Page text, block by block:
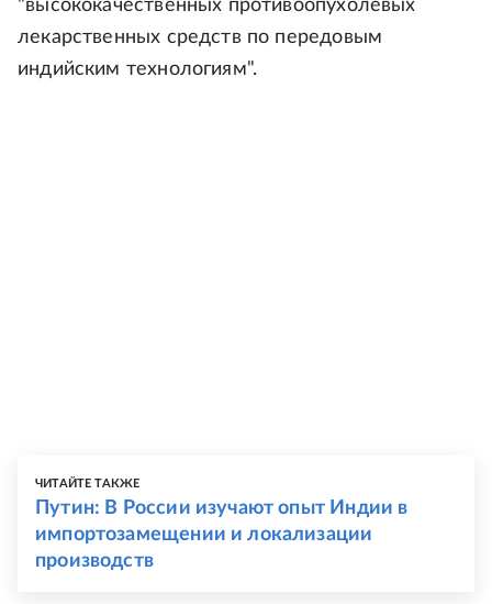
"высококачественных противоопухолевых
лекарственных средств по передовым
индийским технологиям".
ЧИТАЙТЕ ТАКЖЕ
Путин: В России изучают опыт Индии в
импортозамещении и локализации
производств